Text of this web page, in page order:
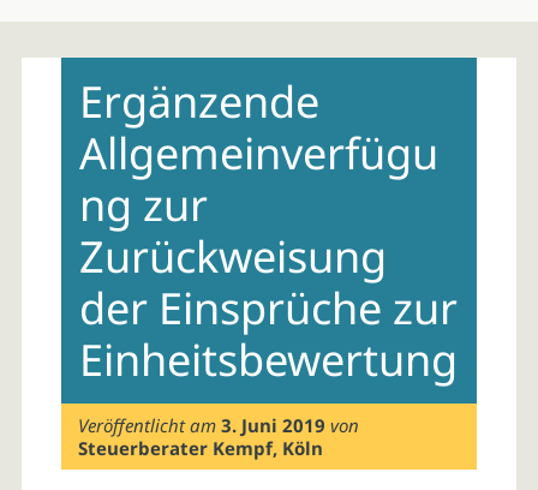
contentErgänzende
Allgemeinverfügu
ng zur
Zurückweisung
der Einsprüche zur
Einheitsbewertung
Veröffentlicht am3. Juni 2019 von
Steuerberater Kempf, Köln